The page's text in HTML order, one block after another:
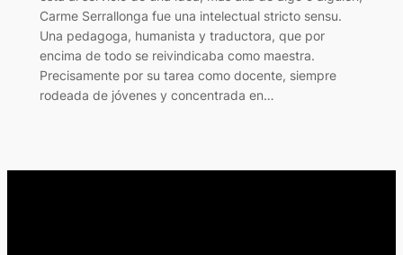
Carme Serrallonga fue una intelectual stricto sensu.
Una pedagoga, humanista y traductora, que por
encima de todo se reivindicaba como maestra.
Precisamente por su tarea como docente, siempre
rodeada de jóvenes y concentrada en…